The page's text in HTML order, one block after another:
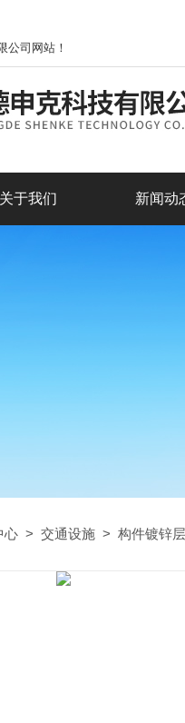
公司网站！
关于我们 新闻动
心 > 交通设施 > 构件镀锌